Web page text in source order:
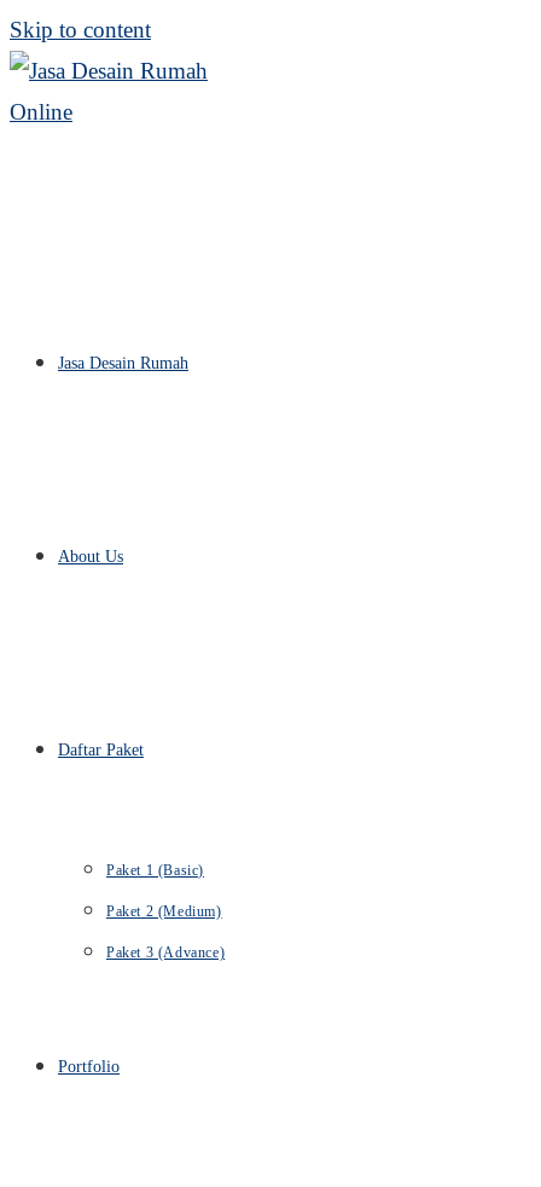
Skip to content
Jasa Desain Rumah
About Us
Daftar Paket
Paket 1 (Basic)
Paket 2 (Medium)
Paket 3 (Advance)
Portfolio